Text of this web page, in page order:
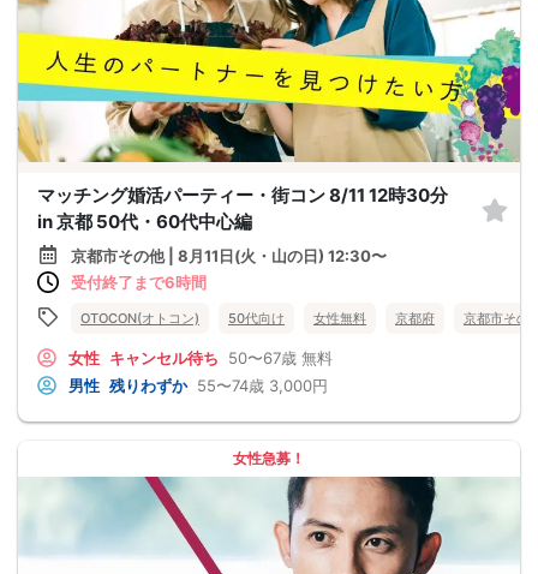
マッチング婚活パーティー・街コン 8/11 12時30分
in 京都 50代・60代中心編
京都市その他 | 8月11日(火・山の日) 12:30〜
受付終了まで6時間
OTOCON(オトコン) 50代向け 女性無料 京都府 京都市その
女性 キャンセル待ち 50〜67歳 無料
男性 残りわずか 55〜74歳 3,000円
女性急募！